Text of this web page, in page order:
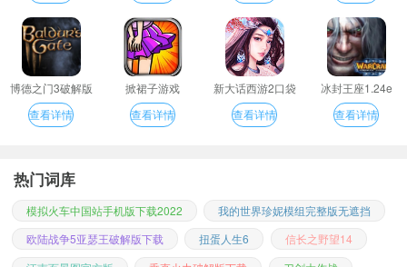
博德之门3破解版
查看详情
掀裙子游戏
查看详情
新大话西游2口袋
版
查看详情
冰封王座1.24e
查看详情
热门词库
模拟火车中国站手机版下载2022
我的世界珍妮模组完整版无遮挡
欧陆战争5亚瑟王破解版下载
扭蛋人生6
信长之野望14